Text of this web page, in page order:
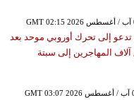
تدعو إلى تحرك أوروبي موحد بعد
المهاجرين إلى سبتة